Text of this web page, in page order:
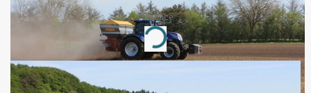
Annonce
Loading...